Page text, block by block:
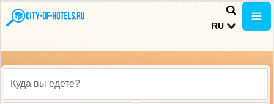
RU
Куда вы едете?